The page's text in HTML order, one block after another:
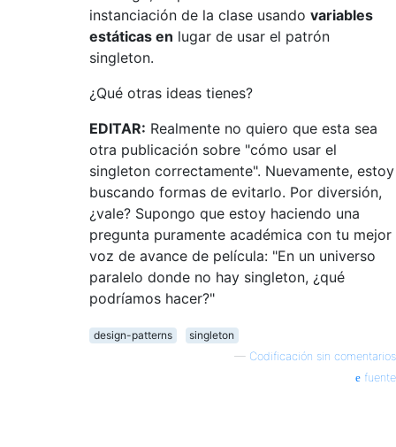
instanciación de la clase usando variables
estáticas en lugar de usar el patrón
singleton.
¿Qué otras ideas tienes?
EDITAR: Realmente no quiero que esta sea
otra publicación sobre "cómo usar el
singleton correctamente". Nuevamente, estoy
buscando formas de evitarlo. Por diversión,
¿vale? Supongo que estoy haciendo una
pregunta puramente académica con tu mejor
voz de avance de película: "En un universo
paralelo donde no hay singleton, ¿qué
podríamos hacer?"
design-patterns
singleton
— Codificación sin comentarios
fuente